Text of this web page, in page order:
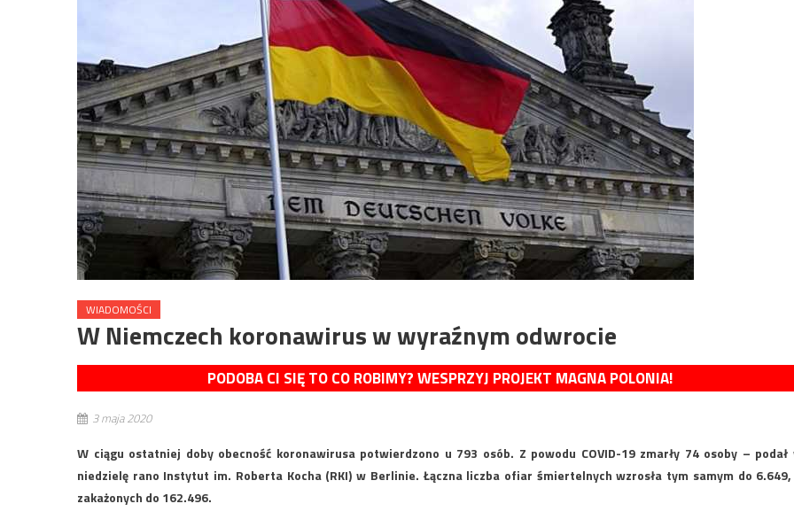
WIADOMOŚCI
W Niemczech koronawirus w wyraźnym odwrocie
PODOBA CI SIĘ TO CO ROBIMY? WESPRZYJ PROJEKT MAGNA POLONIA!
3 maja 2020
W ciągu ostatniej doby obecność koronawirusa potwierdzono u 793 osób. Z powodu COVID-19 zmarły 74 osoby – podał
niedzielę rano Instytut im. Roberta Kocha (RKI) w Berlinie. Łączna liczba ofiar śmiertelnych wzrosła tym samym do
zakażonych do 162.496.